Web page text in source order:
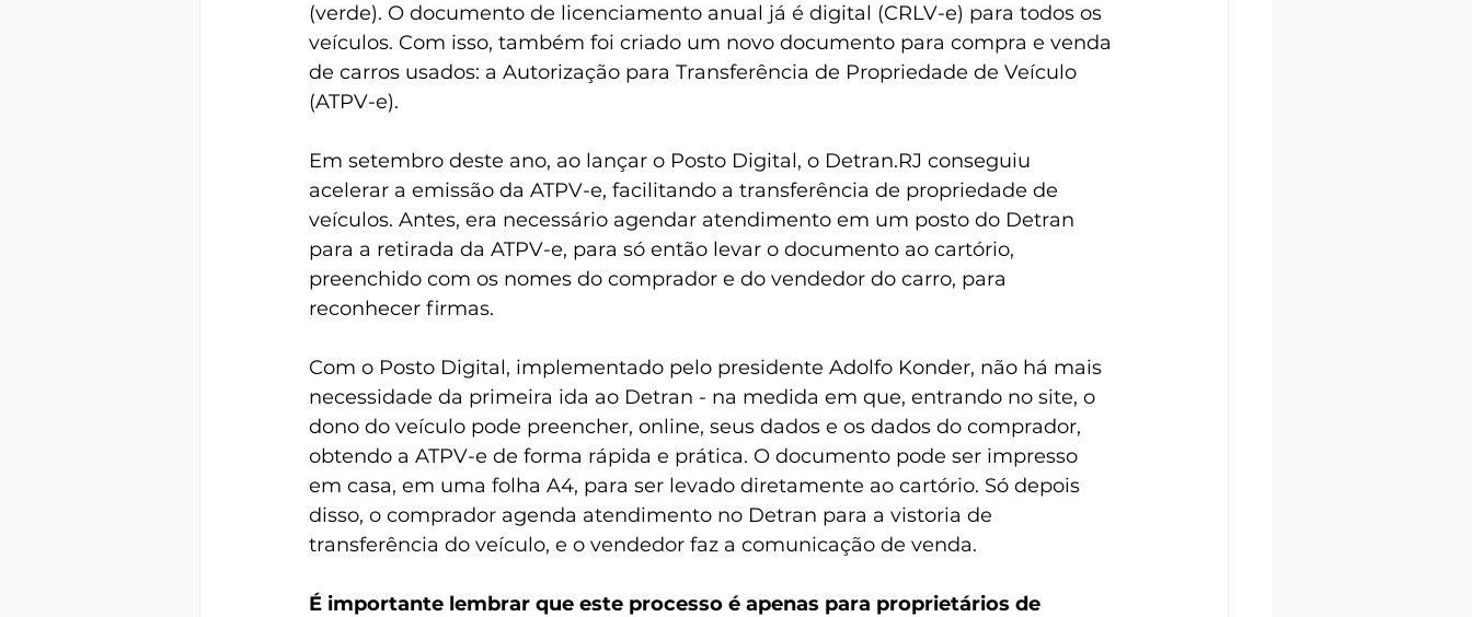
(verde). O documento de licenciamento anual já é digital (CRLV-e) para todos os
veículos. Com isso, também foi criado um novo documento para compra e venda
de carros usados: a Autorização para Transferência de Propriedade de Veículo
(ATPV-e).
Em setembro deste ano, ao lançar o Posto Digital, o Detran.RJ conseguiu
acelerar a emissão da ATPV-e, facilitando a transferência de propriedade de
veículos. Antes, era necessário agendar atendimento em um posto do Detran
para a retirada da ATPV-e, para só então levar o documento ao cartório,
preenchido com os nomes do comprador e do vendedor do carro, para
reconhecer firmas.
Com o Posto Digital, implementado pelo presidente Adolfo Konder, não há mais
necessidade da primeira ida ao Detran - na medida em que, entrando no site, o
dono do veículo pode preencher, online, seus dados e os dados do comprador,
obtendo a ATPV-e de forma rápida e prática. O documento pode ser impresso
em casa, em uma folha A4, para ser levado diretamente ao cartório. Só depois
disso, o comprador agenda atendimento no Detran para a vistoria de
transferência do veículo, e o vendedor faz a comunicação de venda.
É importante lembrar que este processo é apenas para proprietários de